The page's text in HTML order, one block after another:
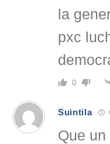
la
pxc
0
Suintila
Que